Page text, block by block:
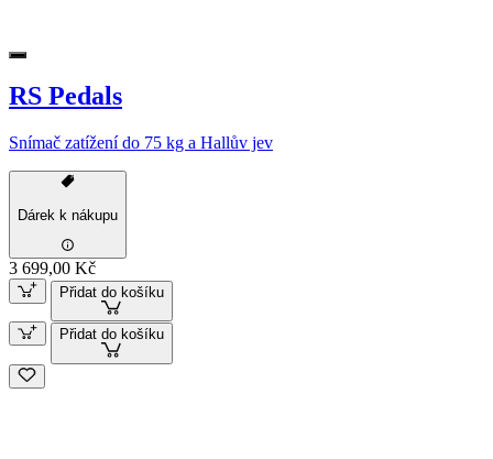
RS Pedals
Snímač zatížení do 75 kg a Hallův jev
Dárek k nákupu
3 699,00 Kč
Přidat do košíku
Přidat do košíku